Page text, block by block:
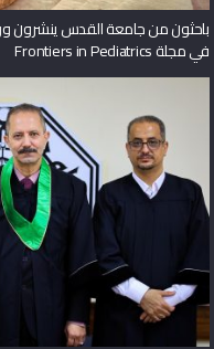
باحثون من جامعة القدس ينشرون
في مجلة Frontiers in Pediatrics